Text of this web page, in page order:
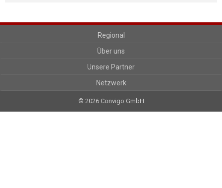
Regional
Über uns
Unsere Partner
Netzwerk
© 2026 Convigo GmbH